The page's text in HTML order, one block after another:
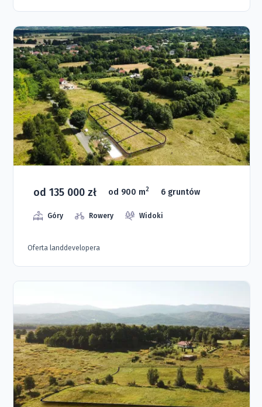
od 135 000 zł od 900 m2 6 gruntów
Góry Rowery Widoki
Oferta landdevelopera